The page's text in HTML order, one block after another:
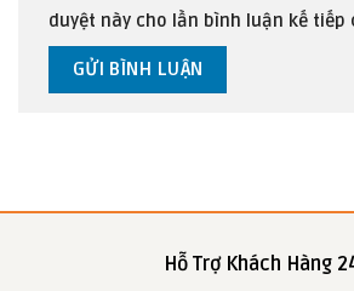
duyệt này cho lần bình luận kế tiếp
Hỗ Trợ Khách Hàng